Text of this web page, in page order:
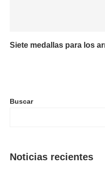
Siete medallas para los
Buscar
Noticias recientes